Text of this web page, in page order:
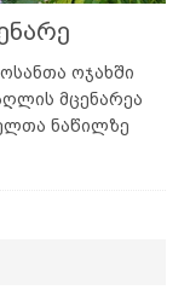
ოჯახში
მცენარეა
ნაწილზე